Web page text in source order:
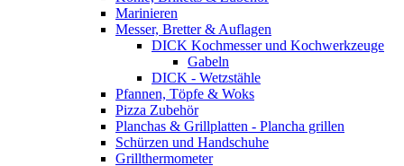
Marinieren
Messer, Bretter & Auflagen
DICK Kochmesser und Kochwerkzeuge
Gabeln
DICK - Wetzstähle
Pfannen, Töpfe & Woks
Pizza Zubehör
Planchas & Grillplatten - Plancha grillen
Schürzen und Handschuhe
Grillthermometer